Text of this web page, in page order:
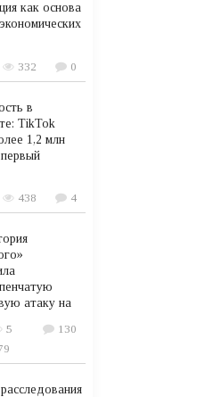
как основа
332 0
в
TikTok
1,2 млн
438 4
атаку на
5
130